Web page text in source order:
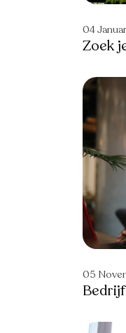
04
Zoek
05